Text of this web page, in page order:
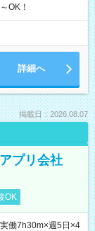
OK！
詳細へ
掲載日：2026.08.07
プリ会社
OK
働7h30m×週5日×4